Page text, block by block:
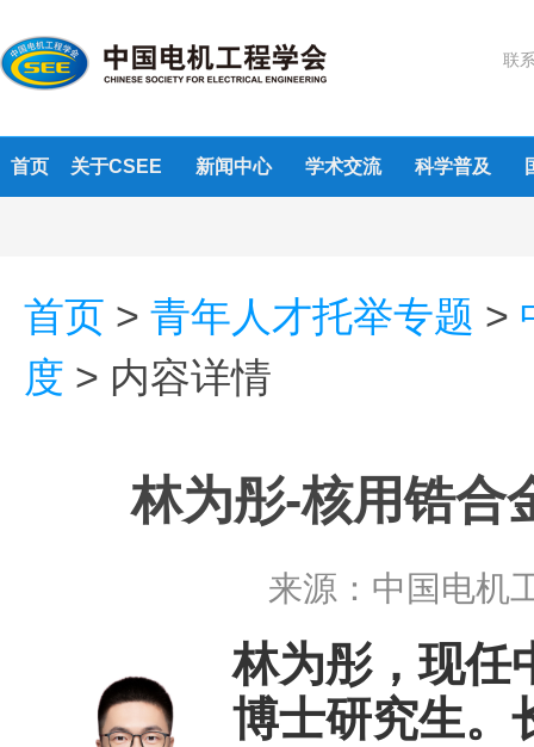
联
首页 关于CSEE 新闻中心 学术交流 科学普及
首页 > 青年人才托举专题 >
度 > 内容详情
林为彤-核用锆合
来源： 中国电机
林为彤，现任
博士研究生。